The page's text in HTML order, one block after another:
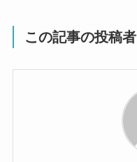
この記事の投稿者